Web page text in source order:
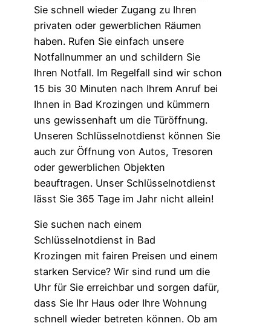
Sie schnell wieder Zugang zu Ihren
privaten oder gewerblichen Räumen
haben. Rufen Sie einfach unsere
Notfallnummer an und schildern Sie
Ihren Notfall. Im Regelfall sind wir schon
15 bis 30 Minuten nach Ihrem Anruf bei
Ihnen in Bad Krozingen und kümmern
uns gewissenhaft um die Türöffnung.
Unseren Schlüsselnotdienst können Sie
auch zur Öffnung von Autos, Tresoren
oder gewerblichen Objekten
beauftragen. Unser Schlüsselnotdienst
lässt Sie 365 Tage im Jahr nicht allein!
Sie suchen nach einem
Schlüsselnotdienst in Bad
Krozingen mit fairen Preisen und einem
starken Service? Wir sind rund um die
Uhr für Sie erreichbar und sorgen dafür,
dass Sie Ihr Haus oder Ihre Wohnung
schnell wieder betreten können. Ob am